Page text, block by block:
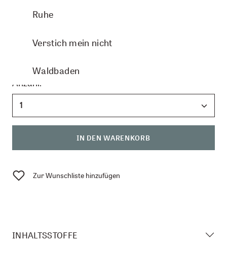
Ruhe
Verstich mein nicht
Waldbaden
Anzahl:
IN DEN WARENKORB
Zur Wunschliste hinzufügen
INHALTSSTOFFE